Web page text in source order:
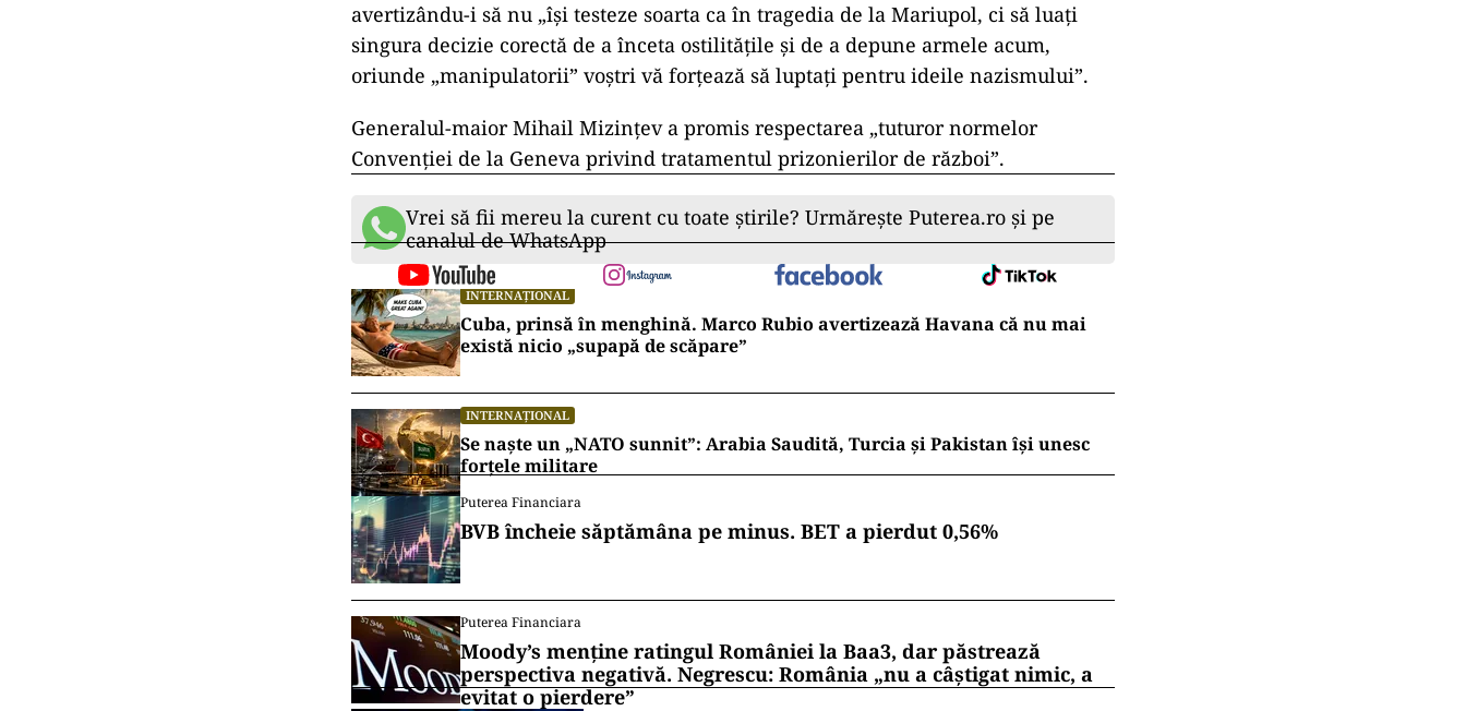
avertizându-i să nu „îşi testeze soarta ca în tragedia de la Mariupol, ci să luaţi
singura decizie corectă de a înceta ostilităţile şi de a depune armele acum,
oriunde „manipulatorii” voştri vă forţează să luptaţi pentru ideile nazismului”.
Generalul-maior Mihail Mizinţev a promis respectarea „tuturor normelor
Convenţiei de la Geneva privind tratamentul prizonierilor de război”.
Vrei să fii mereu la curent cu toate știrile? Urmărește Puterea.ro și pe
canalul de WhatsApp
INTERNAȚIONAL
Cuba, prinsă în menghină. Marco Rubio avertizează Havana că nu mai
există nicio „supapă de scăpare”
INTERNAȚIONAL
Se naște un „NATO sunnit”: Arabia Saudită, Turcia și Pakistan își unesc
forțele militare
Puterea Financiara
BVB încheie săptămâna pe minus. BET a pierdut 0,56%
Puterea Financiara
Moody’s menține ratingul României la Baa3, dar păstrează
perspectiva negativă. Negrescu: România „nu a câștigat nimic, a
evitat o pierdere”